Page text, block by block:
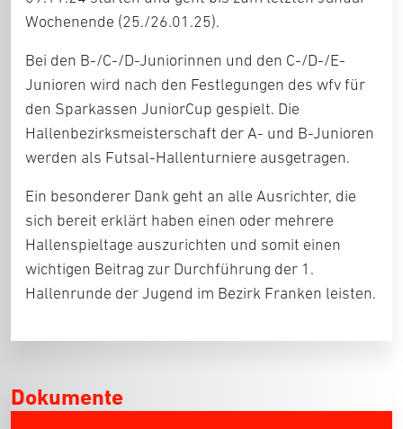
Wochenende (25./26.01.25).
Bei den B-/C-/D-Juniorinnen und den C-/D-/E-
Junioren wird nach den Festlegungen des wfv für
den Sparkassen JuniorCup gespielt. Die
Hallenbezirksmeisterschaft der A- und B-Junioren
werden als Futsal-Hallenturniere ausgetragen.
Ein besonderer Dank geht an alle Ausrichter, die
sich bereit erklärt haben einen oder mehrere
Hallenspieltage auszurichten und somit einen
wichtigen Beitrag zur Durchführung der 1.
Hallenrunde der Jugend im Bezirk Franken leisten.
Dokumente